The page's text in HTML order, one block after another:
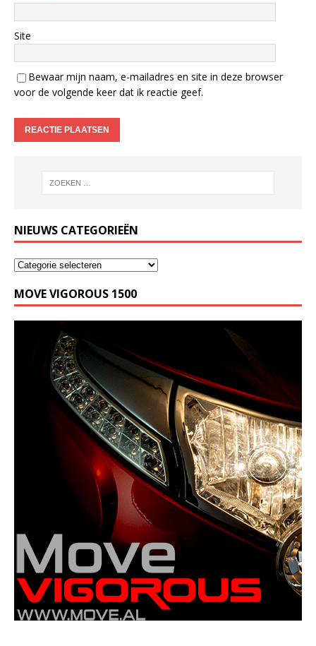
Site
Bewaar mijn naam, e-mailadres en site in deze browser
voor de volgende keer dat ik reactie geef.
NIEUWS CATEGORIEËN
MOVE VIGOROUS 1500